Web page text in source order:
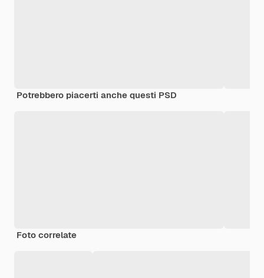
Potrebbero piacerti anche questi PSD
Foto correlate